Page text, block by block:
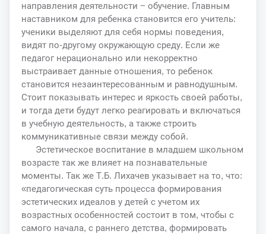
направления деятельности − обучение. Главным
наставником для ребенка становится его учитель:
ученики выделяют для себя нормы поведения,
видят по-другому окружающую среду. Если же
педагог нерационально или некорректно
выстраивает данные отношения, то ребенок
становится незаинтересованным и равнодушным.
Стоит показывать интерес и яркость своей работы,
и тогда дети будут легко реагировать и включаться
в учебную деятельность, а также строить
коммуникативные связи между собой.
Эстетическое воспитание в младшем школьном
возрасте так же влияет на познавательные
моменты. Так же Т.Б. Лихачев указывает на то, что:
«педагогическая суть процесса формирования
эстетических идеалов у детей с учетом их
возрастных особенностей состоит в том, чтобы с
самого начала, с раннего детства, формировать